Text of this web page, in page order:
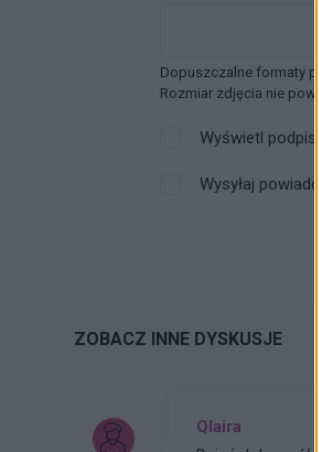
Dopuszczalne formaty
Rozmiar zdjęcia nie
Wyświetl podpis
Wysyłaj
ZOBACZ INNE DYSKUSJE
Qlaira